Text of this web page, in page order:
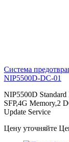
Система
NIP5500D-DC-01
NIP5500D
SFP,4G Memory,2
Update Service
Цену уточняйте